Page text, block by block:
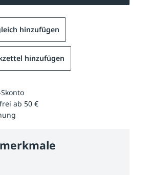
hinzufügen
hinzufügen
ab 50 €